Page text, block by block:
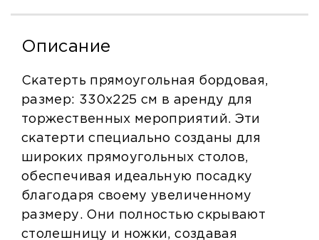
Описание
Скатерть прямоугольная бордовая,
размер: 330х225 см в аренду для
торжественных мероприятий. Эти
скатерти специально созданы для
широких прямоугольных столов,
обеспечивая идеальную посадку
благодаря своему увеличенному
размеру. Они полностью скрывают
столешницу и ножки, создавая